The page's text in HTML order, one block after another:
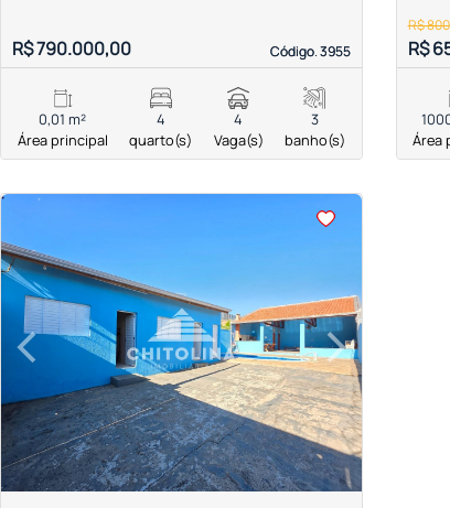
Código. 3955
Código. 3955
R$ 790.000,00
0,01 m²
Área principal
4
quarto(s)
4
Vaga(s)
3
banho(s)
R$
R$
Área
< <
‹Previous ›
Next